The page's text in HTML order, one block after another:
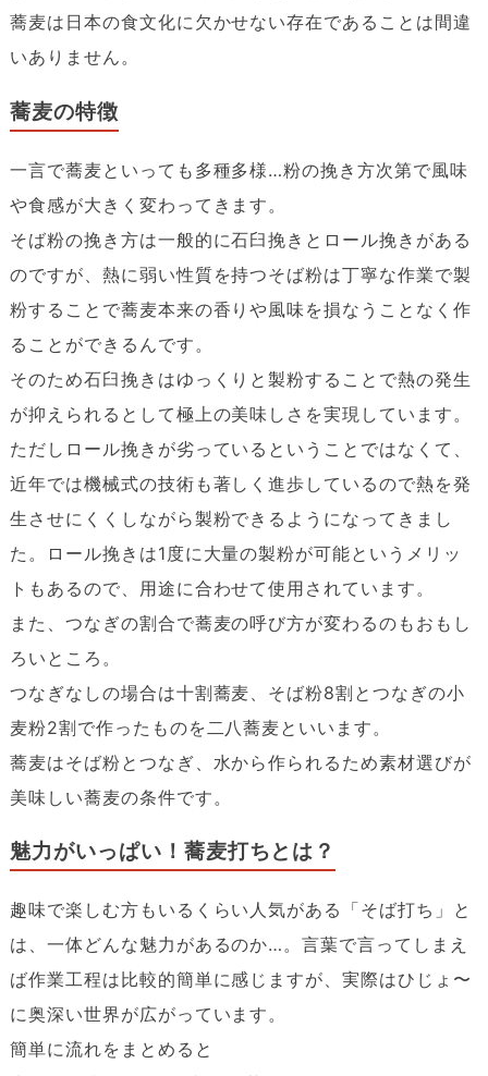
蕎麦は日本の食文化に欠かせない存在であることは間違
いありません。
蕎麦の特徴
一言で蕎麦といっても多種多様…粉の挽き方次第で風味
や食感が大きく変わってきます。
そば粉の挽き方は一般的に石臼挽きとロール挽きがある
のですが、熱に弱い性質を持つそば粉は丁寧な作業で製
粉することで蕎麦本来の香りや風味を損なうことなく作
ることができるんです。
そのため石臼挽きはゆっくりと製粉することで熱の発生
が抑えられるとして極上の美味しさを実現しています。
ただしロール挽きが劣っているということではなくて、
近年では機械式の技術も著しく進歩しているので熱を発
生させにくくしながら製粉できるようになってきまし
た。ロール挽きは1度に大量の製粉が可能というメリッ
トもあるので、用途に合わせて使用されています。
また、つなぎの割合で蕎麦の呼び方が変わるのもおもし
ろいところ。
つなぎなしの場合は十割蕎麦、そば粉8割とつなぎの小
麦粉2割で作ったものを二八蕎麦といいます。
蕎麦はそば粉とつなぎ、水から作られるため素材選びが
美味しい蕎麦の条件です。
魅力がいっぱい！蕎麦打ちとは？
趣味で楽しむ方もいるくらい人気がある「そば打ち」と
は、一体どんな魅力があるのか…。言葉で言ってしまえ
ば作業工程は比較的簡単に感じますが、実際はひじょ〜
に奥深い世界が広がっています。
簡単に流れをまとめると